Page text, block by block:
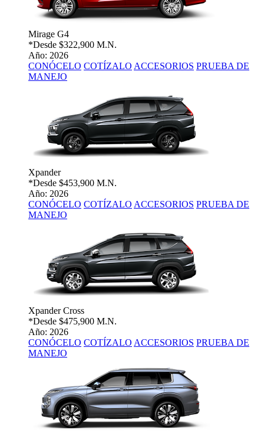
Mirage G4
*Desde $322,900 M.N.
Año: 2026
CONÓCELO COTÍZALO ACCESORIOS PRUEBA DE
MANEJO
Xpander
*Desde $453,900 M.N.
Año: 2026
CONÓCELO COTÍZALO ACCESORIOS PRUEBA DE
MANEJO
Xpander Cross
*Desde $475,900 M.N.
Año: 2026
CONÓCELO COTÍZALO ACCESORIOS PRUEBA DE
MANEJO